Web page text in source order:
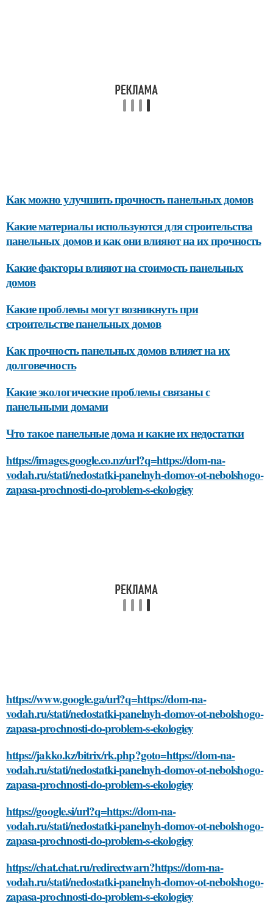
Как можно улучшить прочность панельных домов
Какие материалы используются для строительства
панельных домов и как они влияют на их прочность
Какие факторы влияют на стоимость панельных
домов
Какие проблемы могут возникнуть при
строительстве панельных домов
Как прочность панельных домов влияет на их
долговечность
Какие экологические проблемы связаны с
панельными домами
Что такое панельные дома и какие их недостатки
https://images.google.co.nz/url?q=https://dom-na-
vodah.ru/stati/nedostatki-panelnyh-domov-ot-nebolshogo-
zapasa-prochnosti-do-problem-s-ekologiey
https://www.google.ga/url?q=https://dom-na-
vodah.ru/stati/nedostatki-panelnyh-domov-ot-nebolshogo-
zapasa-prochnosti-do-problem-s-ekologiey
https://jakko.kz/bitrix/rk.php?goto=https://dom-na-
vodah.ru/stati/nedostatki-panelnyh-domov-ot-nebolshogo-
zapasa-prochnosti-do-problem-s-ekologiey
https://google.si/url?q=https://dom-na-
vodah.ru/stati/nedostatki-panelnyh-domov-ot-nebolshogo-
zapasa-prochnosti-do-problem-s-ekologiey
https://chat.chat.ru/redirectwarn?https://dom-na-
vodah.ru/stati/nedostatki-panelnyh-domov-ot-nebolshogo-
zapasa-prochnosti-do-problem-s-ekologiey